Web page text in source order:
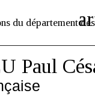
du département des
Paul